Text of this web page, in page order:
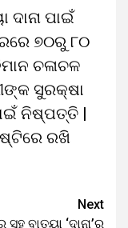
ଦାନା ପାଇଁ
୭୦ରୁ ୮୦
ଚଳାଚଳ
ସୁରକ୍ଷା
ନିଷ୍ପତ୍ତି |
ରଖି
Next
ବାତ୍ୟା ‘ଦାନା’ର